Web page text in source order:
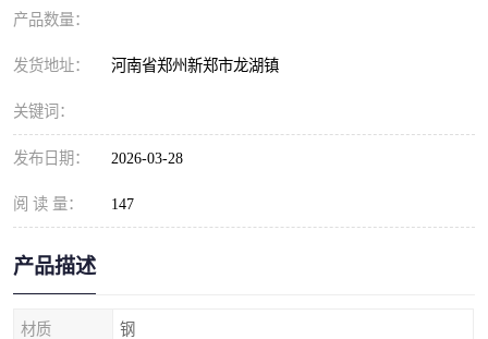
产品数量：
发货地址： 河南省郑州新郑市龙湖镇
关键词：
发布日期： 2026-03-28
阅 读 量： 147
产品描述
材质 钢